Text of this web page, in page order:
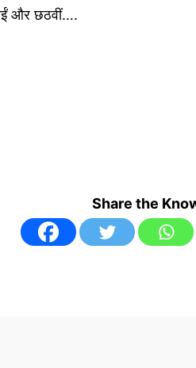
और छठवीं….
Share the